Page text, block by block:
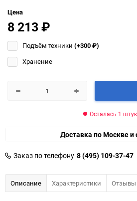
Цена
8 213 ₽
Подъём техники (+300₽)
Хранение
Осталась 1
Доставка по Москве и
Заказ по телефону 8 (495) 109-37-47
Описание Характеристики Отзывы